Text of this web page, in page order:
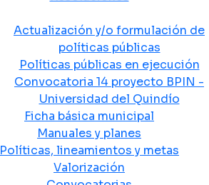
Actualización y/o formulación de
políticas públicas
Políticas públicas en ejecución
Convocatoria 14 proyecto BPIN -
Universidad del Quindío
Ficha básica municipal
Manuales y planes
Políticas, lineamientos y metas
Valorización